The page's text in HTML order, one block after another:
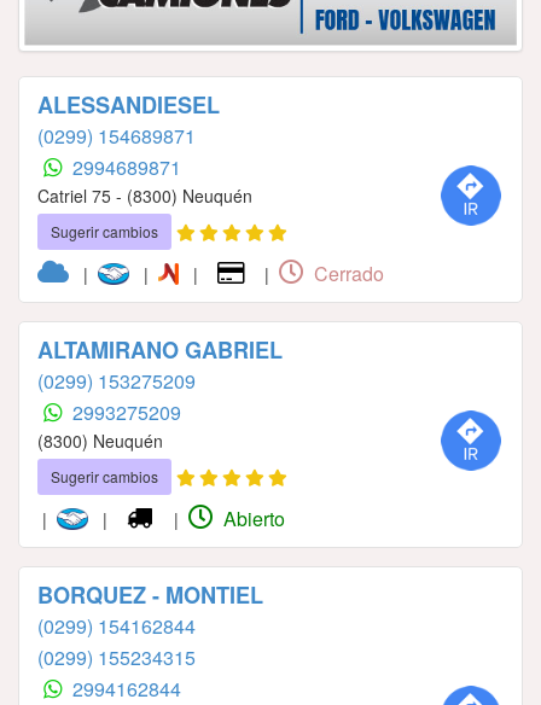
ALESSANDIESEL
(0299) 154689871
2994689871
Catriel 75 - (8300) Neuquén
Sugerir cambios
| | | | Cerrado
ALTAMIRANO GABRIEL
(0299) 153275209
2993275209
(8300) Neuquén
Sugerir cambios
| | | Abierto
BORQUEZ - MONTIEL
(0299) 154162844
(0299) 155234315
2994162844